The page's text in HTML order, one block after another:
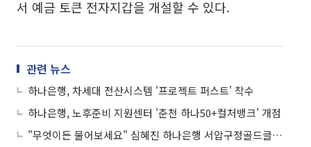
서 예금 토큰 전자지갑을 개설할 수 있다.
관련 뉴스
하나은행, 차세대 전산시스템 '프로젝트 퍼스트' 착수
하나은행, 노후준비 지원센터 '춘천 하나50+컬처뱅크' 개점
"무엇이든 물어보세요" 심혜진 하나은행 서압구정골드클럽PB센터장